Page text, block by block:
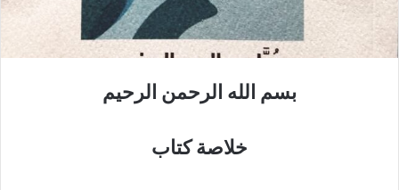
بسم الله الرحمن الرحيم
خلاصة كتاب